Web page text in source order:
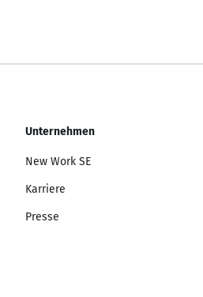
Unternehmen
New Work SE
Karriere
Presse